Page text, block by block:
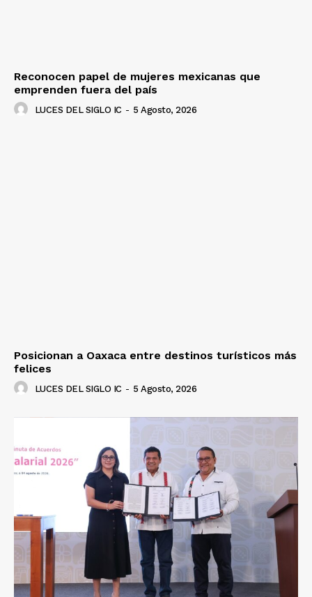
Reconocen papel de mujeres mexicanas que
emprenden fuera del país
LUCES DEL SIGLO IC - 5 Agosto, 2026
Posicionan a Oaxaca entre destinos turísticos más
felices
LUCES DEL SIGLO IC - 5 Agosto, 2026